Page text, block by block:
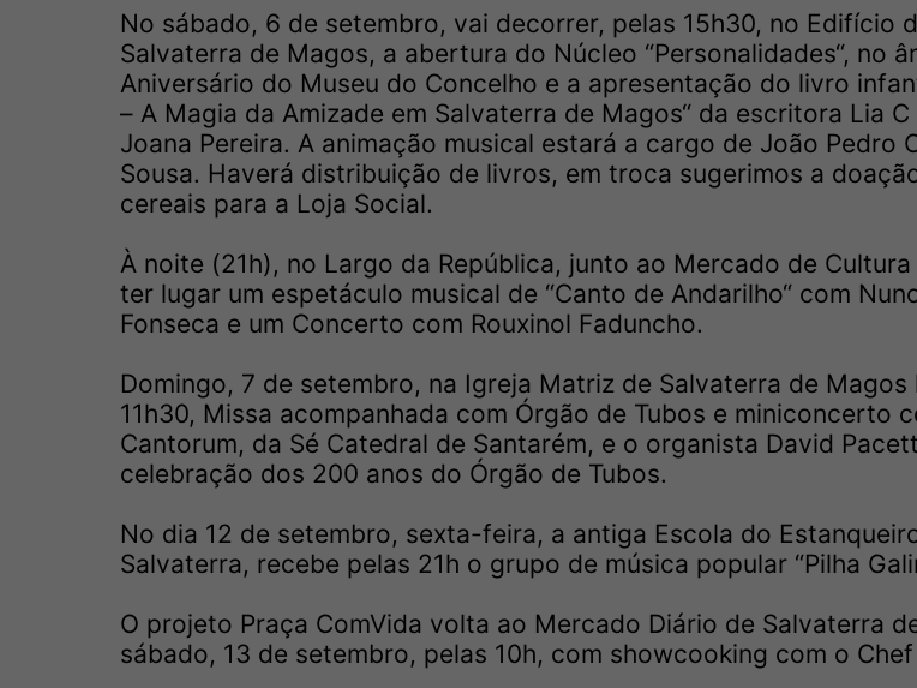
No sábado, 6 de setembro, vai decorrer, pelas 15h30, no Edifício
Salvaterra de Magos, a abertura do Núcleo “Personalidades“, no
Aniversário do Museu do Concelho e a apresentação do livro
– A Magia da Amizade em Salvaterra de Magos“ da escritora Lia
Joana Pereira. A animação musical estará a cargo de João Pedro
Sousa. Haverá distribuição de livros, em troca sugerimos a
cereais para a Loja Social.
À noite (21h), no Largo da República, junto ao Mercado de
ter lugar um espetáculo musical de “Canto de Andarilho“ com
Fonseca e um Concerto com Rouxinol Faduncho.
Domingo, 7 de setembro, na Igreja Matriz de Salvaterra de Magos
11h30, Missa acompanhada com Órgão de Tubos e miniconcerto
Cantorum, da Sé Catedral de Santarém, e o organista David
celebração dos 200 anos do Órgão de Tubos.
No dia 12 de setembro, sexta-feira, a antiga Escola do
Salvaterra, recebe pelas 21h o grupo de música popular “Pilha
O projeto Praça ComVida volta ao Mercado Diário de Salvaterra
sábado, 13 de setembro, pelas 10h, com showcooking com o